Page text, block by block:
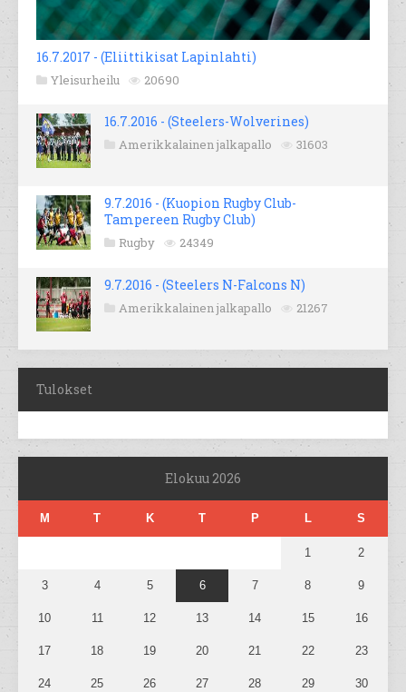
16.7.2017 - (Eliittikisat Lapinlahti)
Yleisurheilu 20690
16.7.2016 - (Steelers-Wolverines)
Amerikkalainen jalkapallo 31603
9.7.2016 - (Kuopion Rugby Club-
Tampereen Rugby Club)
Rugby 24349
9.7.2016 - (Steelers N-Falcons N)
Amerikkalainen jalkapallo 21267
Tulokset
Elokuu 2026
M T K T P L S
1 2
3 4 5 6 7 8 9
10 11 12 13 14 15 16
17 18 19 20 21 22 23
24 25 26 27 28 29 30